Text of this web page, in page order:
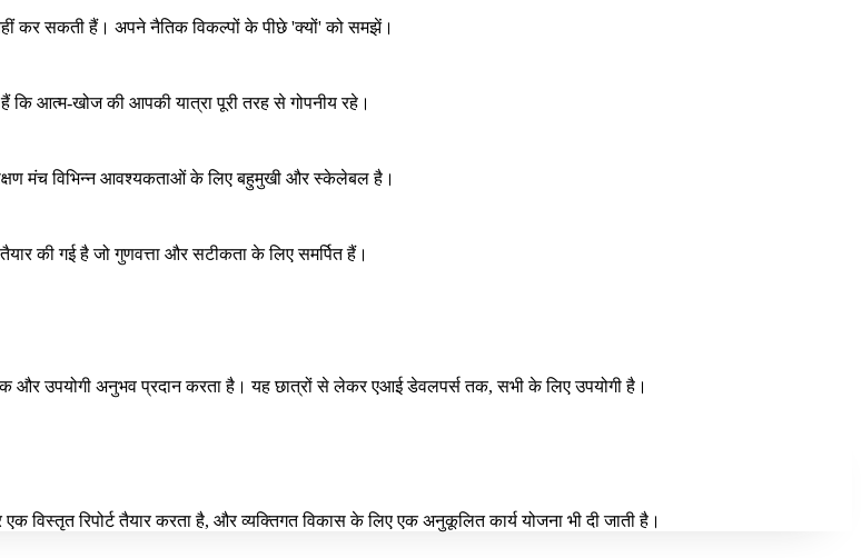
कर सकती हैं। अपने नैतिक विकल्पों के पीछे 'क्यों' को समझें।
कि आत्म-खोज की आपकी यात्रा पूरी तरह से गोपनीय रहे।
मंच विभिन्न आवश्यकताओं के लिए बहुमुखी और स्केलेबल है।
तैयार की गई है जो गुणवत्ता और सटीकता के लिए समर्पित हैं।
और उपयोगी अनुभव प्रदान करता है। यह छात्रों से लेकर एआई डेवलपर्स तक, सभी के लिए उपयोगी है।
रिपोर्ट तैयार करता है, और व्यक्तिगत विकास के लिए एक अनुकूलित कार्य योजना भी दी जाती है।